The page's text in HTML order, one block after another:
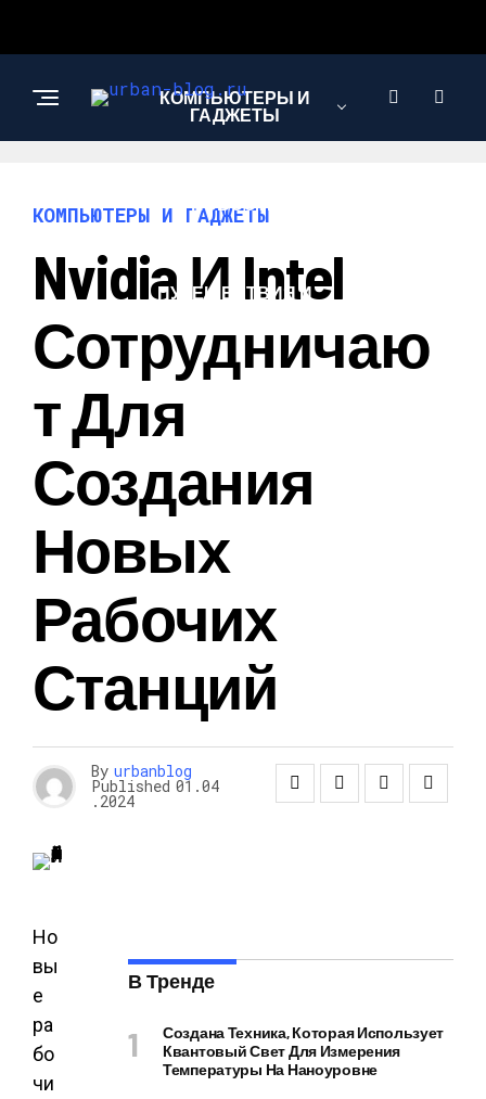
КОМПЬЮТЕРЫ И
ГАДЖЕТЫ
НОВОСТИ
ПУТЕШЕСТВИЯ И
КОМПЬЮТЕРЫ И ГАДЖЕТЫ
Nvidia И Intel
Сотрудничаю
Т Для
Создания
Новых
Рабочих
Станций
By urbanblog
Published 01.04
.2024
Но
вы
е
ра
бо
чи
В Тренде
Создана Техника, Которая Использует
Квантовый Свет Для Измерения
Температуры На Наноуровне